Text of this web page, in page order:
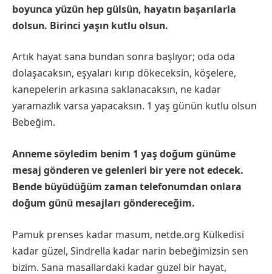
boyunca yüzün hep gülsün, hayatın başarılarla
dolsun. Birinci yaşın kutlu olsun.
Artık hayat sana bundan sonra başlıyor; oda oda
dolaşacaksın, eşyaları kırıp dökeceksin, köşelere,
kanepelerin arkasına saklanacaksın, ne kadar
yaramazlık varsa yapacaksın. 1 yaş günün kutlu olsun
Bebeğim.
Anneme söyledim benim 1 yaş doğum günüme
mesaj gönderen ve gelenleri bir yere not edecek.
Bende büyüdüğüm zaman telefonumdan onlara
doğum günü mesajları göndereceğim.
Pamuk prenses kadar masum, netde.org Külkedisi
kadar güzel, Sindrella kadar narin bebeğimizsin sen
bizim. Sana masallardaki kadar güzel bir hayat,